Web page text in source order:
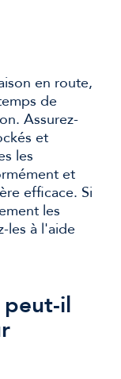
en route,
de
Assurez-
et
les
et
efficace. Si
les
les à l'aide
il